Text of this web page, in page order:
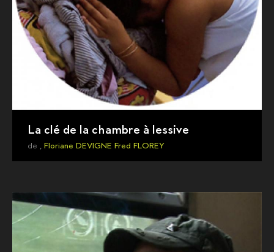
La clé de la chambre à lessive
de , Floriane DEVIGNE Fred FLOREY